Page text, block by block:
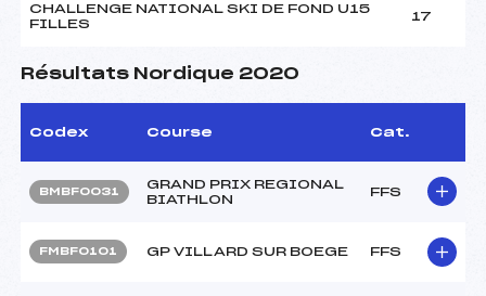
CHALLENGE NATIONAL SKI DE FOND U15
FILLES
17
Résultats Nordique 2020
Codex Course Cat.
BMBF0031
GRAND PRIX REGIONAL
BIATHLON
FFS
FMBF0101 GP VILLARD SUR BOEGE FFS